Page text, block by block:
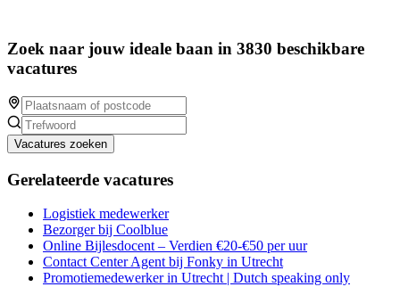
Zoek naar jouw ideale baan in 3830 beschikbare
vacatures
Vacatures zoeken
Gerelateerde vacatures
Logistiek medewerker
Bezorger bij Coolblue
Online Bijlesdocent – Verdien €20-€50 per uur
Contact Center Agent bij Fonky in Utrecht
Promotiemedewerker in Utrecht | Dutch speaking only